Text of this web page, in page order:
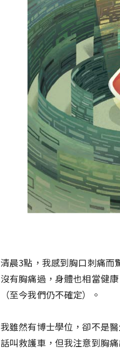
清晨3點，我感到胸口刺痛而
沒有胸痛過，身體也相當健
（至今我們仍不確定）。
我雖然有博士學位，卻不是
話叫救護車，但我注意到胸